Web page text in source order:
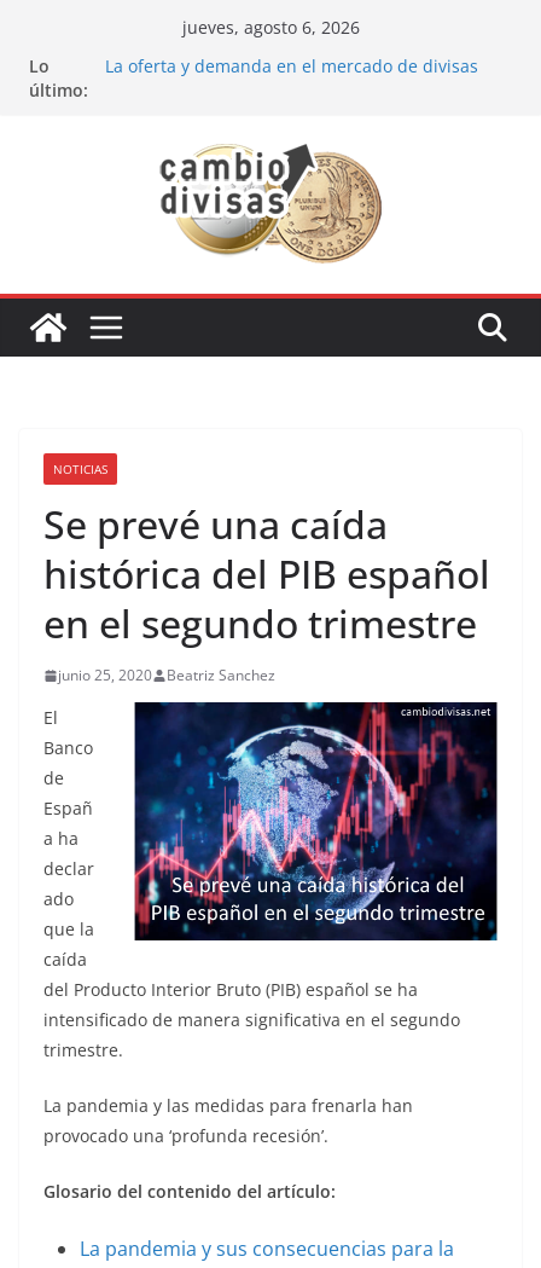
contenido
jueves, agosto 6, 2026
Lo
último:
La oferta y demanda en el mercado de divisas
Oportunidades de inversión en el sector petrolero
en 2024
Los bancos más recomendados para invertir en
Estrategia de los soldados Forex
NOTICIAS
Se prevé una caída
histórica del PIB español
en el segundo trimestre
junio 25, 2020 Beatriz Sanchez
El
Banco
de
Españ
a ha
declar
ado
que la
caída
del Producto Interior Bruto (PIB) español se ha
intensificado de manera significativa en el segundo
trimestre.
La pandemia y las medidas para frenarla han
provocado una ‘profunda recesión’.
Glosario del contenido del artículo:
La pandemia y sus consecuencias para la